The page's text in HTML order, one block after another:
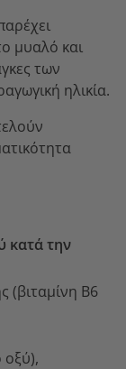
μυαλό και
των
ηλικία.
κατά την
(βιταμίνη Β6
οξύ),